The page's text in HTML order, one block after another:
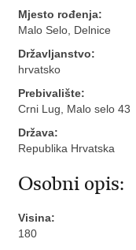
Mjesto rođenja:
Malo Selo, Delnice
Državljanstvo:
hrvatsko
Prebivalište:
Crni Lug, Malo selo 43
Država:
Republika Hrvatska
Osobni opis:
Visina:
180